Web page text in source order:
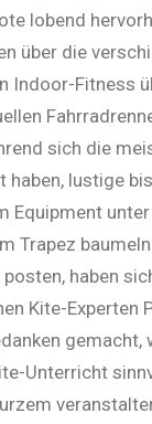
lobend
über die
Indoor-Fitness
sich die
haben, lustige
Equipment
Trapez
haben
Kite-Experten
gemacht,
Unterricht